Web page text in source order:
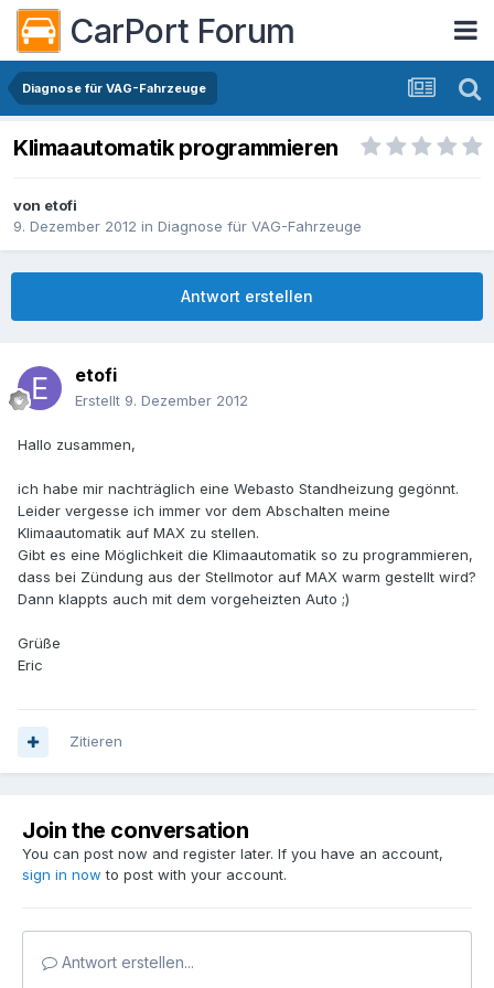
CarPort Forum
Diagnose für VAG-Fahrzeuge
Klimaautomatik programmieren
von etofi
9. Dezember 2012 in Diagnose für VAG-Fahrzeuge
Antwort erstellen
etofi
Erstellt 9. Dezember 2012
Hallo zusammen,
ich habe mir nachträglich eine Webasto Standheizung gegönnt.
Leider vergesse ich immer vor dem Abschalten meine
Klimaautomatik auf MAX zu stellen.
Gibt es eine Möglichkeit die Klimaautomatik so zu programmieren,
dass bei Zündung aus der Stellmotor auf MAX warm gestellt wird?
Dann klappts auch mit dem vorgeheizten Auto ;)
Grüße
Eric
Zitieren
Join the conversation
You can post now and register later. If you have an account,
sign in now to post with your account.
Antwort erstellen...